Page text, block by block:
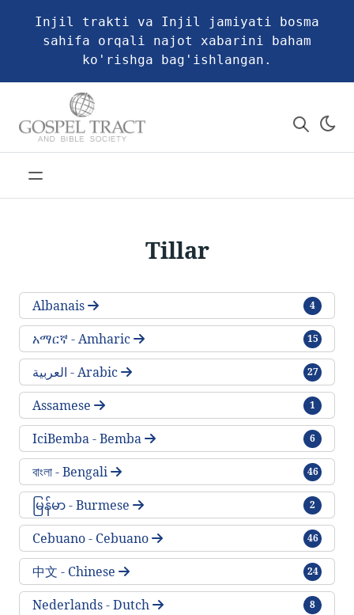
Injil trakti va Injil jamiyati bosma
sahifa orqali najot xabarini baham
ko'rishga bag'ishlangan.
Tillar
Albanais 4
traktlar
አማርኛ - Amharic 15
traktlar
العربية - Arabic 27
traktlar
Assamese 1
traktlar
IciBemba - Bemba 6
traktlar
বাংলা - Bengali 46
traktlar
မြန်မာ - Burmese 2
traktlar
Cebuano - Cebuano 46
traktlar
中文 - Chinese 24
traktlar
Nederlands - Dutch 8
traktlar